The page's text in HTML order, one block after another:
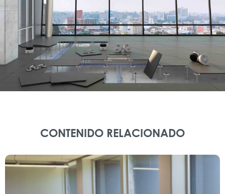
CONTENIDO RELACIONADO